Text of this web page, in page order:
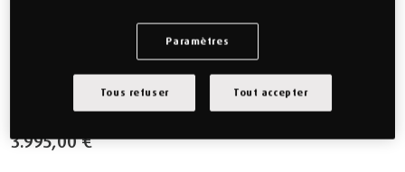
Les matelas ne sont pas inclus avec le lit.
3.995,00 €
Paramètres
Tous refuser Tout accepter